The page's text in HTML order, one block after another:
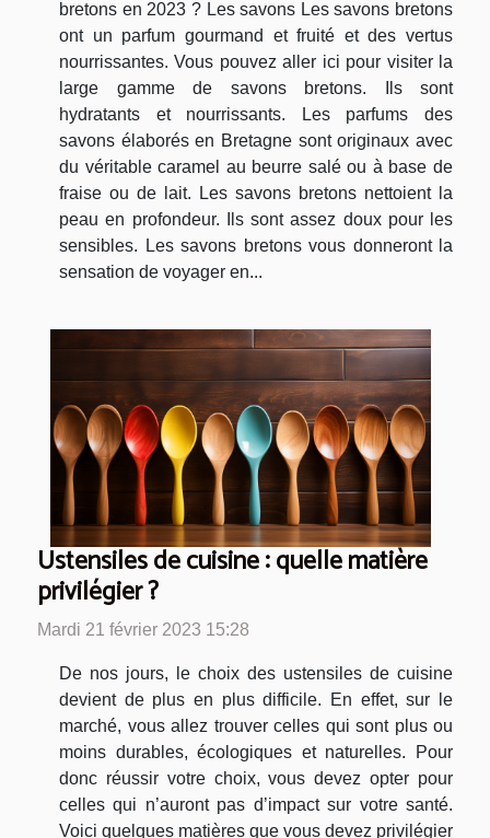
bretons en 2023 ? Les savons Les savons bretons
ont un parfum gourmand et fruité et des vertus
nourrissantes. Vous pouvez aller ici pour visiter la
large gamme de savons bretons. Ils sont
hydratants et nourrissants. Les parfums des
savons élaborés en Bretagne sont originaux avec
du véritable caramel au beurre salé ou à base de
fraise ou de lait. Les savons bretons nettoient la
peau en profondeur. Ils sont assez doux pour les
sensibles. Les savons bretons vous donneront la
sensation de voyager en...
Ustensiles de cuisine : quelle matière
privilégier ?
Mardi 21 février 2023 15:28
De nos jours, le choix des ustensiles de cuisine
devient de plus en plus difficile. En effet, sur le
marché, vous allez trouver celles qui sont plus ou
moins durables, écologiques et naturelles. Pour
donc réussir votre choix, vous devez opter pour
celles qui n’auront pas d’impact sur votre santé.
Voici quelques matières que vous devez privilégier